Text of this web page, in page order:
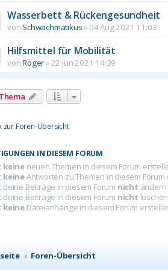
Wasserbett & Rückengesundheit
von Schwachmatikus» 04 Aug 2021 11:03
Hilfsmittel für Mobilität
vonRoger»22 Jun 2021 14:39
zur Foren-Übersicht
IN DIESEM FORUM
keine neuen Themen in diesem Forum
keineAntworten zu Themen in diesem Forum
deine Beiträge in diesem Forum nicht ändern.
deine Beiträge in diesem Forum nicht
keine Dateianhänge in diesem Forum
Foren-Übersicht